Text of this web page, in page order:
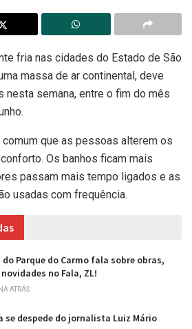
fria nas cidades do Estado de São
massa de ar continental, deve
nesta semana, entre o fim do mês
que as pessoas alterem os
Os banhos ficam mais
passam mais tempo ligados e as
usadas com frequência.
do Parque do Carmo fala sobre obras,
no Fala, ZL!
ATRÁS
se despede do jornalista Luiz Mário